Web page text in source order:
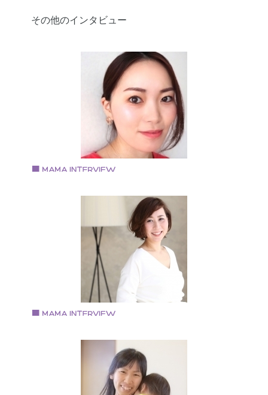
その他のインタビュー
美容メイクアドバイザー、ママ美容家
多数のウェブメディアで美容情報を執筆、監修してい
ママ美容家、メイクアドバイザー。 顔分析となりたい
をもとに似合うメイクを知れる、ペルソナメイクを提
唱。不定期でメイクレッスンを開催している。 コスメ
ンシェルジュであり、マキア公式ブロガーとしてマキ
オンラインでも美容情報を発信中。 プライベートでは
児の母であり、第二子出産間近。
Days party & photograph
・フォトグラファー ・こどもとかめらフォトレッスン
定講師 ・日本バースデープランナー協会 上級バース